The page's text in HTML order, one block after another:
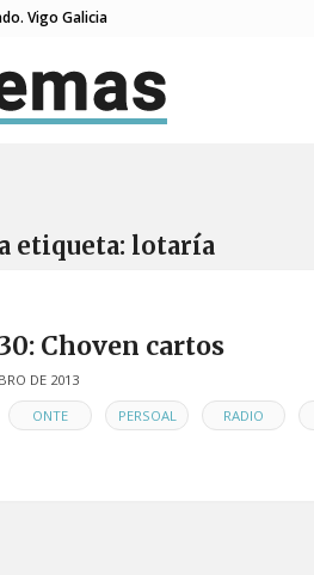
Vigo Galicia
etiqueta: lotaría
Choven cartos
DE 2013
ONTE PERSOAL RADIO